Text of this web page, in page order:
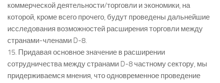
коммерческой деятельности/торговли и экономики, на
которой, кроме всего прочего, будут проведены дальнейшие
исследования возможностей расширения торговли между
странами-членами D-8.
15. Придавая основное значение в расширении
сотрудничества между странами D-8 частному сектору, мы
придерживаемся мнения, что одновременное проведение